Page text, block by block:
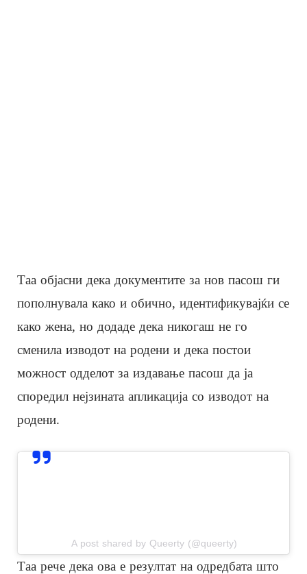
Таа објасни дека документите за нов пасош ги
пополнувала како и обично, идентификувајќи се
како жена, но додаде дека никогаш не го
сменила изводот на родени и дека постои
можност одделот за издавање пасош да ја
споредил нејзината апликација со изводот на
родени.
A post shared by Queerty (@queerty)
Таа рече дека ова е резултат на одредбата што